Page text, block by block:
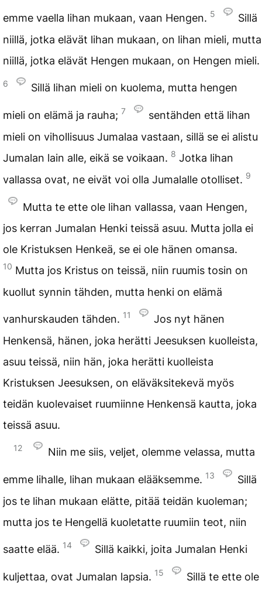
emme vaella lihan mukaan, vaan Hengen. 5
Sillä
niillä, jotka elävät lihan mukaan, on lihan mieli, mutta
niillä, jotka elävät Hengen mukaan, on Hengen mieli.
6 Sillä lihan mieli on kuolema, mutta hengen
mieli on elämä ja rauha; 7
sentähden että lihan
mieli on vihollisuus Jumalaa vastaan, sillä se ei alistu
Jumalan lain alle, eikä se voikaan. 8 Jotka lihan
vallassa ovat, ne eivät voi olla Jumalalle otolliset. 9
Mutta te ette ole lihan vallassa, vaan Hengen,
jos kerran Jumalan Henki teissä asuu. Mutta jolla ei
ole Kristuksen Henkeä, se ei ole hänen omansa.
10 Mutta jos Kristus on teissä, niin ruumis tosin on
kuollut synnin tähden, mutta henki on elämä
vanhurskauden tähden. 11
Jos nyt hänen
Henkensä, hänen, joka herätti Jeesuksen kuolleista,
asuu teissä, niin hän, joka herätti kuolleista
Kristuksen Jeesuksen, on eläväksitekevä myös
teidän kuolevaiset ruumiinne Henkensä kautta, joka
teissä asuu.
12 Niin me siis, veljet, olemme velassa, mutta
emme lihalle, lihan mukaan elääksemme. 13
Sillä
jos te lihan mukaan elätte, pitää teidän kuoleman;
mutta jos te Hengellä kuoletatte ruumiin teot, niin
saatte elää. 14 Sillä kaikki, joita Jumalan Henki
kuljettaa, ovat Jumalan lapsia. 15
Sillä te ette ole